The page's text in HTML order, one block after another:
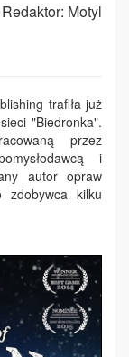
Redaktor: Motyl
trafiła już
"Biedronka".
przez
i
autor opraw
zdobywca kilku